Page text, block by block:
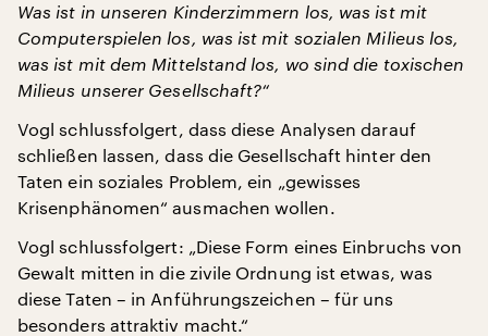
Was ist in unseren Kinderzimmern los, was ist mit
Computerspielen los, was ist mit sozialen Milieus los,
was ist mit dem Mittelstand los, wo sind die toxischen
Milieus unserer Gesellschaft?“
Vogl schlussfolgert, dass diese Analysen darauf
schließen lassen, dass die Gesellschaft hinter den
Taten ein soziales Problem, ein „gewisses
Krisenphänomen“ ausmachen wollen.
Vogl schlussfolgert: „Diese Form eines Einbruchs von
Gewalt mitten in die zivile Ordnung ist etwas, was
diese Taten – in Anführungszeichen – für uns
besonders attraktiv macht.“